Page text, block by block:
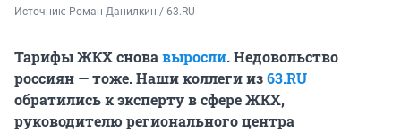
Источник: Роман Данилкин / 63.RU
Тарифы ЖКХ сновавыросли. Недовольство
россиян — тоже. Наши коллеги из63.RU
обратились к эксперту в сфере ЖКХ,
руководителю регионального центра